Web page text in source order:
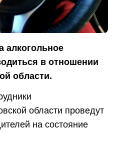
алкогольное
в отношении
области.
области проведут
на состояние